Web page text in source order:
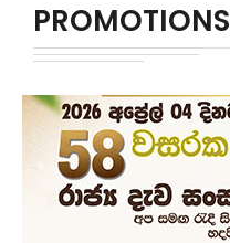
PROMOTIONS